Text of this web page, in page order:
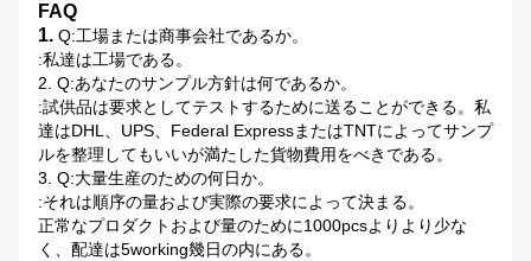
FAQ
1. Q:工場または商事会社であるか。
:私達は工場である。
2. Q:あなたのサンプル方針は何であるか。
:試供品は要求としてテストするために送ることができる。私
達はDHL、UPS、Federal ExpressまたはTNTによってサンプ
ルを整理してもいいが満たした貨物費用をべきである。
3. Q:大量生産のための何日か。
:それは順序の量および実際の要求によって決まる。
正常なプロダクトおよび量のために1000pcsよりより少な
く、配達は5working幾日の内にある。